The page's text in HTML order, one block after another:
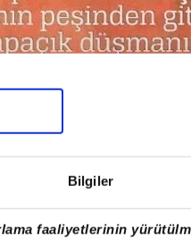
Bilgiler
faaliyetlerinin